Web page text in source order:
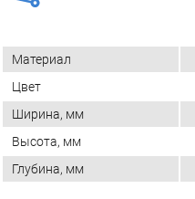
Материал
Цвет
Ширина, мм
Высота, мм
Глубина, мм